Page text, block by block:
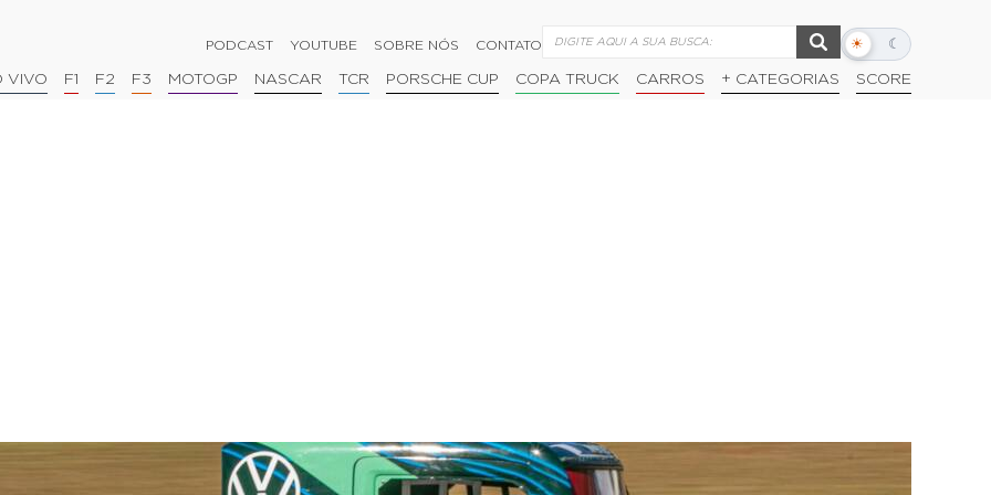
PODCAST YOUTUBE SOBRE NÓS CONTATO ☀ ☾
Alternar
escuro
VIVO F1 F2 F3 MOTOGP NASCAR TCR PORSCHE CUP COPA TRUCK CARROS + CATEGORIAS SCORE